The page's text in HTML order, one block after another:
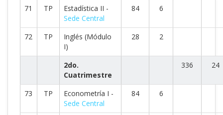
71 TP
Estadística II -
Sede Central
84 6
72 TP
Inglés (Módulo
I)
28 2
2do.
Cuatrimestre
336 24
73 TP
Econometría I -
Sede Central
84 6